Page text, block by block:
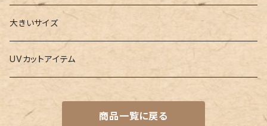
4点セット
5点セット
キーケース
メガネチェーン
ヨガマット
水着
バレー
Boys
水着
グッズ
大きいサイズ
UVカットアイテム
商品一覧に戻る